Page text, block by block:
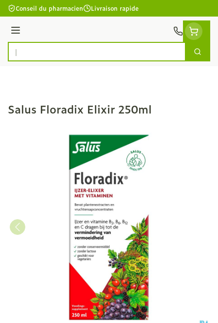
Aller au contenu
Conseil du pharmacien Livraison rapide
Menu
Rechercher
Salus Floradix Elixir 250ml